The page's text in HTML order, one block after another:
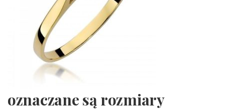
oznaczane są rozmiary